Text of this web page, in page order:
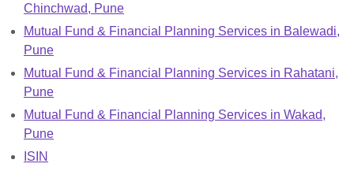
Chinchwad, Pune
Mutual Fund & Financial Planning Services in Balewadi,
Pune
Mutual Fund & Financial Planning Services in Rahatani,
Pune
Mutual Fund & Financial Planning Services in Wakad,
Pune
ISIN